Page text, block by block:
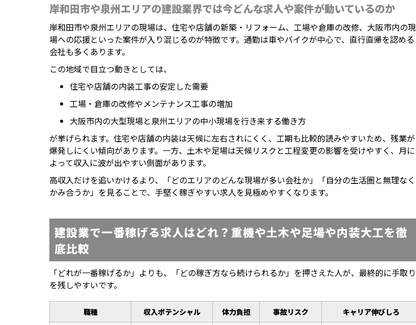
岸和田市や泉州エリアの建設業界では今どんな求人や案件が動いているのか
岸和田市や泉州エリアの現場は、住宅や店舗の新築・リフォーム、工場や倉庫の改修、大阪市内の現
場への応援といった案件が入り混じるのが特徴です。通勤は車やバイクが中心で、直行直帰を認める
会社も多くあります。
この地域で目立つ動きとしては、
住宅や店舗の内装工事の安定した需要
工場・倉庫の改修やメンテナンス工事の増加
大阪市内の大型現場と泉州エリアの中小現場を行き来する働き方
が挙げられます。住宅や店舗の内装は天候に左右されにくく、工期も比較的読みやすいため、残業が
爆発しにくい傾向があります。一方、土木や足場は天候リスクと工程変更の影響を受けやすく、月に
よって収入に波が出やすい側面があります。
高収入だけを追いかけるより、「どのエリアのどんな現場が多い会社か」「自分の生活圏と無理なく
かみ合うか」を見ることで、手堅く稼ぎやすい求人を見極めやすくなります。
建設業で一番稼げる求人はどれ？重機や土木や足場や内装大工を徹
底比較
「どれが一番稼げるか」よりも、「どの稼ぎ方なら続けられるか」を押さえた人が、最終的に手取り
を残しやすいです。
職種 収入ポテンシャル 体力負担 事故リスク キャリア伸びしろ